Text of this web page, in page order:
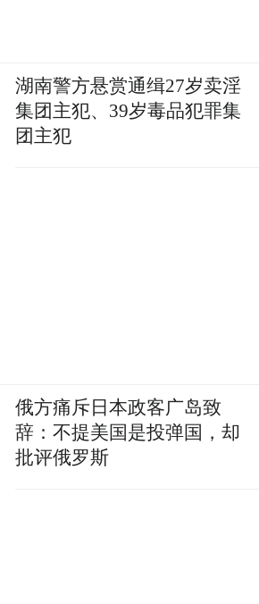
湖南警方悬赏通缉27岁卖淫
集团主犯、39岁毒品犯罪集
团主犯
俄方痛斥日本政客广岛致
辞：不提美国是投弹国，却
批评俄罗斯